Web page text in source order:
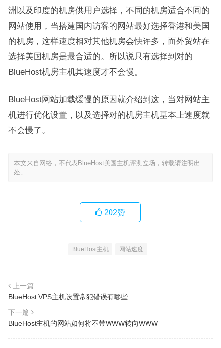
洲以及印度的机房供用户选择，不同的机房适合不同的
网站使用，当搭建国内访客的网站最好选择香港和美国
的机房，这样速度相对其他机房会快许多，而外贸站在
选择美国机房是最合适的。所以说只有选择到对的
BlueHost机房主机其速度才不会慢。
BlueHost网站加载缓慢的原因就介绍到这，当对网站主
机进行优化设置，以及选择对的机房主机基本上速度就
不会慢了。
本文来自网络，不代表BlueHost美国主机评测立场，转载请注明出
处。
202赞
BlueHost主机 网站速度
上一篇
BlueHost VPS主机设置常犯错误有哪些
下一篇
BlueHost主机的网站如何将不带WWW转向WWW